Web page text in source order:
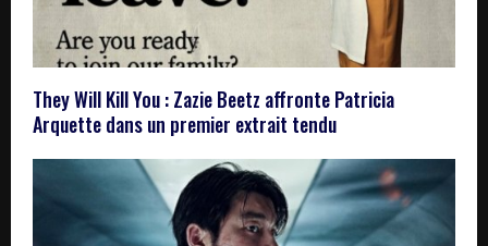
They Will Kill You : Zazie Beetz affronte Patricia
Arquette dans un premier extrait tendu